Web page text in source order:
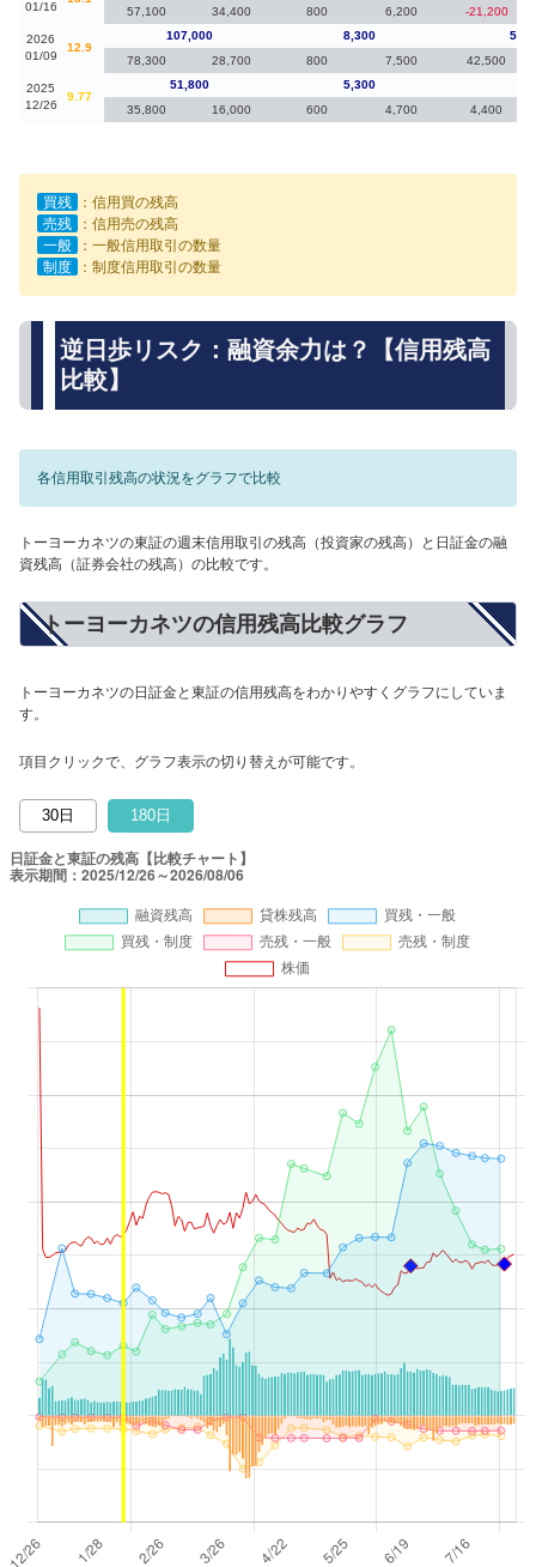
01/16
57,100
34,400 800 6,200 -21,200
2026
01/09
12.9
107,000 8,300
78,300
28,700 800 7,500 42,500
2025
12/26
9.77
51,800 5,300
35,800
16,000 600 4,700 4,400
買残
：信用買の残高
売残
：信用売の残高
一般
：一般信用取引の数量
制度
：制度信用取引の数量
逆日歩リスク：融資余力は？【信用残高
比較】
各信用取引残高の状況をグラフで比較
トーヨーカネツの東証の週末信用取引の残高（投資家の残高）と日証金の融
資残高（証券会社の残高）の比較です。
トーヨーカネツの信用残高比較グラフ
トーヨーカネツの日証金と東証の信用残高をわかりやすくグラフにしていま
す。
項目クリックで、グラフ表示の切り替えが可能です。
30日 180日